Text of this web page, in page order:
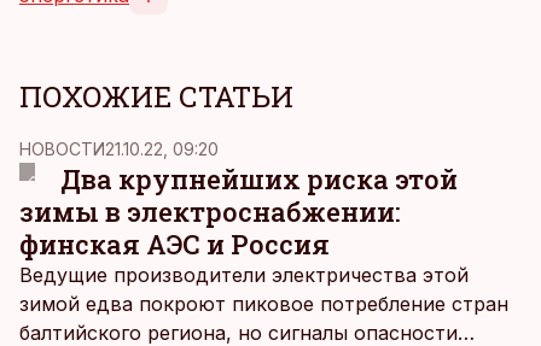
ПОХОЖИЕ СТАТЬИ
НОВОСТИ21.10.22, 09:20
Два крупнейших риска этой
зимы в электроснабжении:
финская АЭС и Россия
Ведущие производители электричества этой
зимой едва покроют пиковое потребление стран
балтийского региона, но сигналы опасности